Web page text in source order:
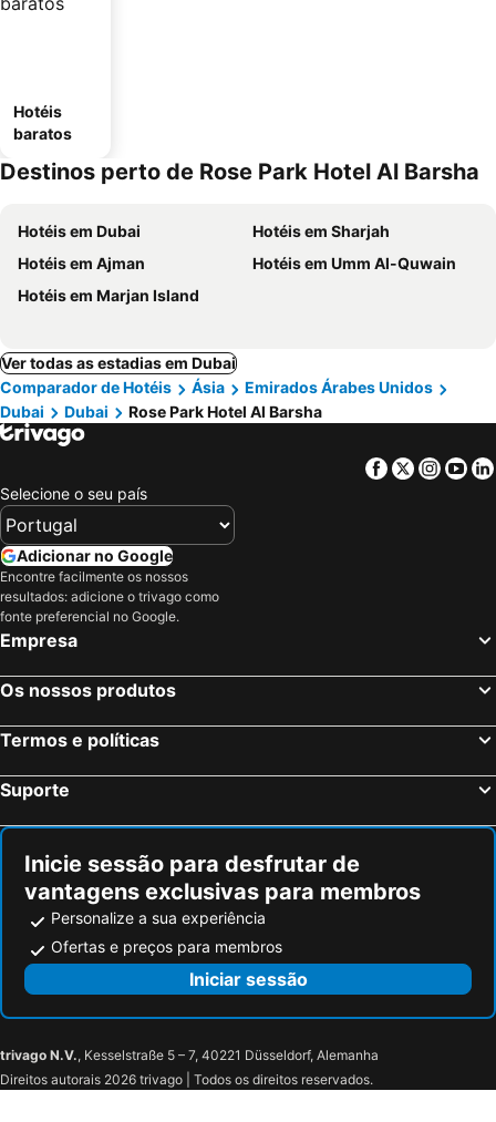
Hotéis
baratos
Destinos perto de Rose Park Hotel Al Barsha
Hotéis em Dubai
Hotéis em Sharjah
Hotéis em Ajman
Hotéis em Umm Al-Quwain
Hotéis em Marjan Island
Ver todas as estadias em Dubai
Comparador de Hotéis
Ásia
Emirados Árabes Unidos
Dubai
Dubai Rose Park Hotel Al Barsha
Facebook
Twitter
Selecione o seu país
Adicionar no Google
Encontre facilmente os nossos
resultados: adicione o trivago como
fonte preferencial no Google.
Empresa
Os nossos produtos
Termos e políticas
Suporte
Inicie sessão para desfrutar de
vantagens exclusivas para membros
Personalize a sua experiência
Ofertas e preços para membros
Iniciar sessão
trivago N.V., Kesselstraße 5 – 7, 40221 Düsseldorf, Alemanha
Direitos autorais 2026 trivago | Todos os direitos reservados.